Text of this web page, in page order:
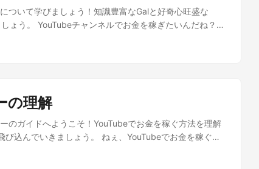
ついて学びましょう！知識豊富なGalと好奇心旺盛な
ょう。 YouTubeチャンネルでお金を稼ぎたいんだね？
益化ポリシーを理解する必要があるよ。視聴時間や登録
ぐ方法はたくさんあるので、自分やコンテンツに最適
😄
の理解
のガイドへようこそ！YouTubeでお金を稼ぐ方法を理解
込んでいきましょう。 ねぇ、YouTubeでお金を稼ぐ方
密じゃないけど、 YouTube収益化ポリシー っていうル